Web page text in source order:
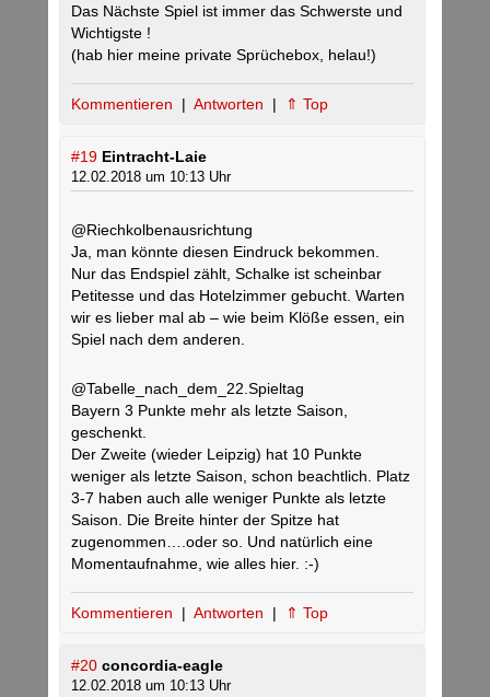
Das Nächste Spiel ist immer das Schwerste und
Wichtigste !
(hab hier meine private Sprüchebox, helau!)
Kommentieren | Antworten | ⇑ Top
#19 Eintracht-Laie
12.02.2018 um 10:13 Uhr
@Riechkolbenausrichtung
Ja, man könnte diesen Eindruck bekommen.
Nur das Endspiel zählt, Schalke ist scheinbar
Petitesse und das Hotelzimmer gebucht. Warten
wir es lieber mal ab – wie beim Klöße essen, ein
Spiel nach dem anderen.
@Tabelle_nach_dem_22.Spieltag
Bayern 3 Punkte mehr als letzte Saison,
geschenkt.
Der Zweite (wieder Leipzig) hat 10 Punkte
weniger als letzte Saison, schon beachtlich. Platz
3-7 haben auch alle weniger Punkte als letzte
Saison. Die Breite hinter der Spitze hat
zugenommen….oder so. Und natürlich eine
Momentaufnahme, wie alles hier. :-)
Kommentieren | Antworten | ⇑ Top
#20 concordia-eagle
12.02.2018 um 10:13 Uhr